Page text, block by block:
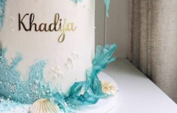
e veja as tendências
de festas infantis!